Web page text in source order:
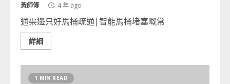
黃師傅 4 年 ago
通渠邊只好馬桶疏通|智能馬桶堵塞嘅常
詳細
1 MIN READ